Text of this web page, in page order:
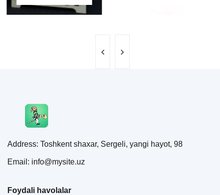
Address: Toshkent shaxar, Sergeli, yangi hayot, 98
Email: info@mysite.uz
Foydali havolalar